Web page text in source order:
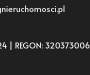
| REGON: 320373006